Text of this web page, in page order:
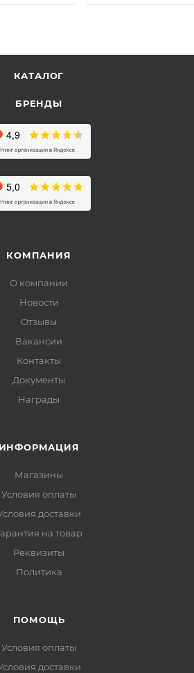
КАТАЛОГ
БРЕНДЫ
КОМПАНИЯ
О компании
Новости
Отзывы
Вакансии
Контакты
Документы
Награды
ИНФОРМАЦИЯ
Магазины
Условия оплаты
доставки
на товар
Реквизиты
Политика
ПОМОЩЬ
Условия оплаты
доставки